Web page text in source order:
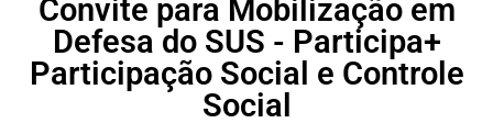
Convite para Mobilização em
Defesa do SUS - Participa+
Participação Social e Controle
Social